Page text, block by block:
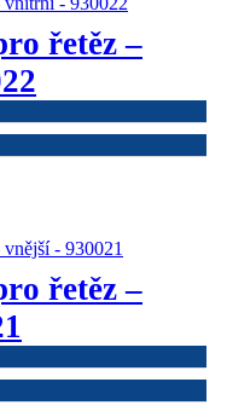
řetěz –
řetěz –